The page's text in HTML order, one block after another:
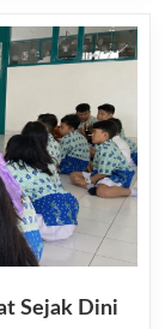
Sejak Dini